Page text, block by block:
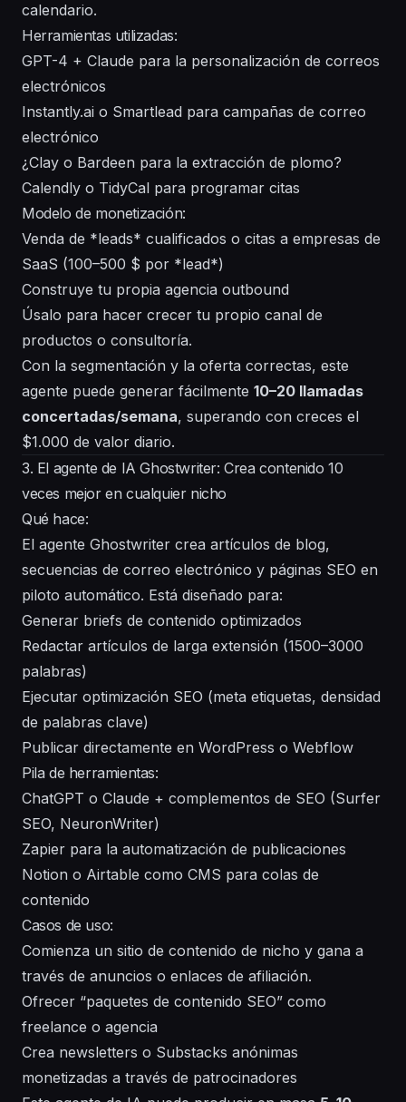
calendario.
Herramientas utilizadas:
GPT-4 + Claude para la personalización de correos
electrónicos
Instantly.ai o Smartlead para campañas de correo
electrónico
¿Clay o Bardeen para la extracción de plomo?
Calendly o TidyCal para programar citas
Modelo de monetización:
Venda de *leads* cualificados o citas a empresas de
SaaS (100–500 $ por *lead*)
Construye tu propia agencia outbound
Úsalo para hacer crecer tu propio canal de
productos o consultoría.
Con la segmentación y la oferta correctas, este
agente puede generar fácilmente 10–20 llamadas
concertadas/semana, superando con creces el
$1.000 de valor diario.
3. El agente de IA Ghostwriter: Crea contenido 10
veces mejor en cualquier nicho
Qué hace:
El agente Ghostwriter crea artículos de blog,
secuencias de correo electrónico y páginas SEO en
piloto automático. Está diseñado para:
Generar briefs de contenido optimizados
Redactar artículos de larga extensión (1500–3000
palabras)
Ejecutar optimización SEO (meta etiquetas, densidad
de palabras clave)
Publicar directamente en WordPress o Webflow
Pila de herramientas:
ChatGPT o Claude + complementos de SEO (Surfer
SEO, NeuronWriter)
Zapier para la automatización de publicaciones
Notion o Airtable como CMS para colas de
contenido
Casos de uso:
Comienza un sitio de contenido de nicho y gana a
través de anuncios o enlaces de afiliación.
Ofrecer “paquetes de contenido SEO” como
freelance o agencia
Crea newsletters o Substacks anónimas
monetizadas a través de patrocinadores